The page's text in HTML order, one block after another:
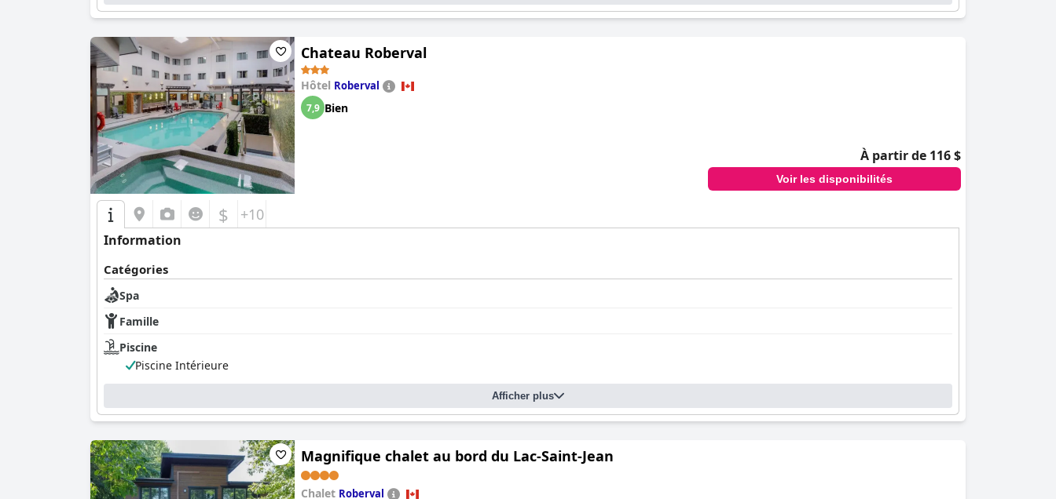
Chateau Roberval
Hôtel Roberval
7,9 Bien
À partir de 116 $
Voir les disponibilités
$ +10
Information
Catégories
Spa
Famille
Piscine
Piscine Intérieure
Afficher plus
Magnifique chalet au bord du Lac-Saint-Jean
Chalet Roberval